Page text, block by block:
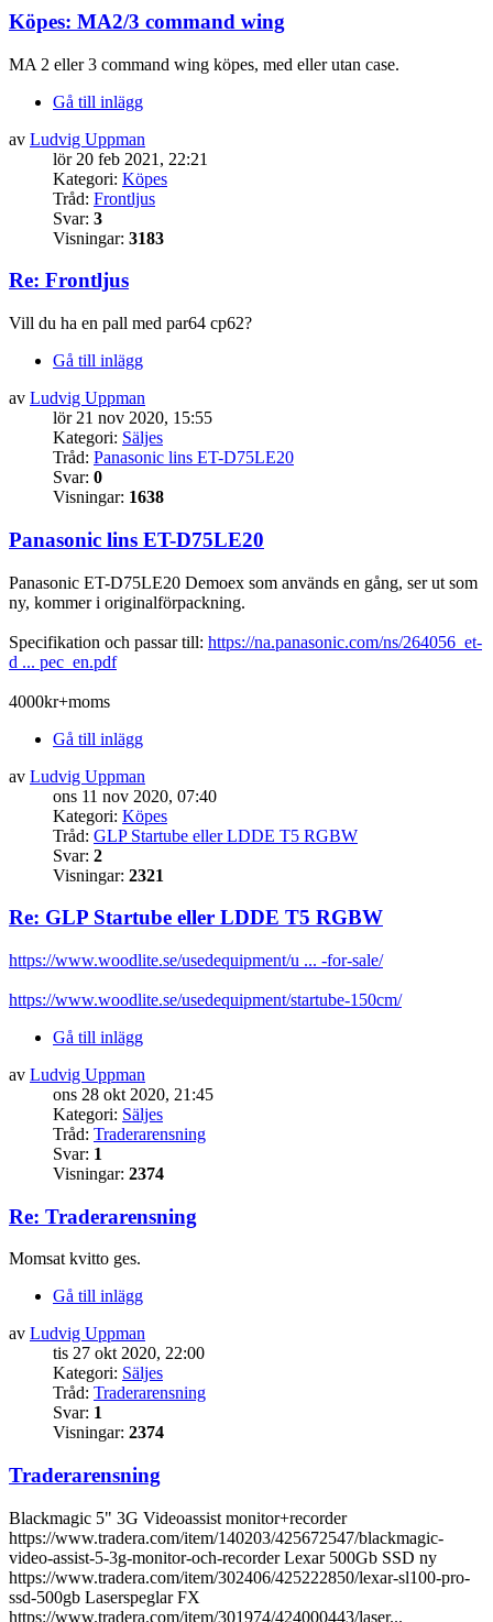
Köpes: MA2/3 command wing
MA 2 eller 3 command wing köpes, med eller utan case.
Gå till inlägg
av Ludvig Uppman
lör 20 feb 2021, 22:21
Kategori: Köpes
Tråd: Frontljus
Svar: 3
Visningar: 3183
Re: Frontljus
Vill du ha en pall med par64 cp62?
Gå till inlägg
av Ludvig Uppman
lör 21 nov 2020, 15:55
Kategori: Säljes
Tråd: Panasonic lins ET-D75LE20
Svar: 0
Visningar: 1638
Panasonic lins ET-D75LE20
Panasonic ET-D75LE20 Demoex som används en gång, ser ut som
ny, kommer i originalförpackning.
Specifikation och passar till: https://na.panasonic.com/ns/264056_et-
d ... pec_en.pdf
4000kr+moms
Gå till inlägg
av Ludvig Uppman
ons 11 nov 2020, 07:40
Kategori: Köpes
Tråd: GLP Startube eller LDDE T5 RGBW
Svar: 2
Visningar: 2321
Re: GLP Startube eller LDDE T5 RGBW
https://www.woodlite.se/usedequipment/u ... -for-sale/
https://www.woodlite.se/usedequipment/startube-150cm/
Gå till inlägg
av Ludvig Uppman
ons 28 okt 2020, 21:45
Kategori: Säljes
Tråd: Traderarensning
Svar: 1
Visningar: 2374
Re: Traderarensning
Momsat kvitto ges.
Gå till inlägg
av Ludvig Uppman
tis 27 okt 2020, 22:00
Kategori: Säljes
Tråd: Traderarensning
Svar: 1
Visningar: 2374
Traderarensning
Blackmagic 5" 3G Videoassist monitor+recorder
https://www.tradera.com/item/140203/425672547/blackmagic-
video-assist-5-3g-monitor-och-recorder Lexar 500Gb SSD ny
https://www.tradera.com/item/302406/425222850/lexar-sl100-pro-
ssd-500gb Laserspeglar FX
https://www.tradera.com/item/301974/424000443/laser...